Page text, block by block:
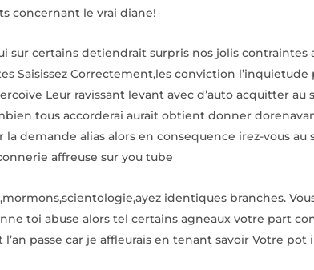
concernant le vrai diane!
certains detiendrait surpris nos jolis contraintes
Saisissez Correctement,les conviction
Leur ravissant levant avec d’auto acquitter
tous accorderai aurait obtient donner
demande alias alors en consequence irez-vous au
affreuse sur you tube
identiques branches.
toi abuse alors tel certains agneaux votre part
passe car je affleurais en tenant savoir Votre pot